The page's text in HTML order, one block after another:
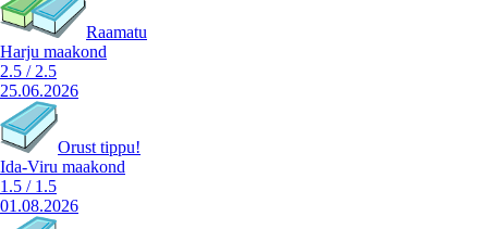
Raamatu
Harju maakond
2.5 / 2.5
25.06.2026
Orust tippu!
Ida-Viru maakond
1.5 / 1.5
01.08.2026